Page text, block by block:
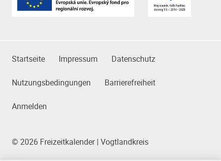
Das Kleingedruckte
Startseite Impressum Datenschutz
Nutzungsbedingungen Barrierefreiheit
Anmelden
© 2026 Freizeitkalender | Vogtlandkreis